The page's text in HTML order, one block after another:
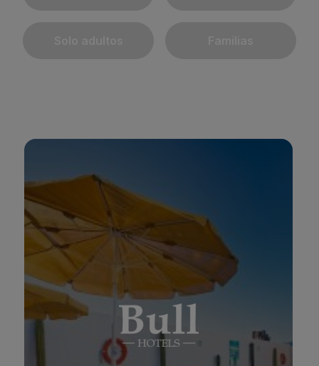
BULL ASTORIA